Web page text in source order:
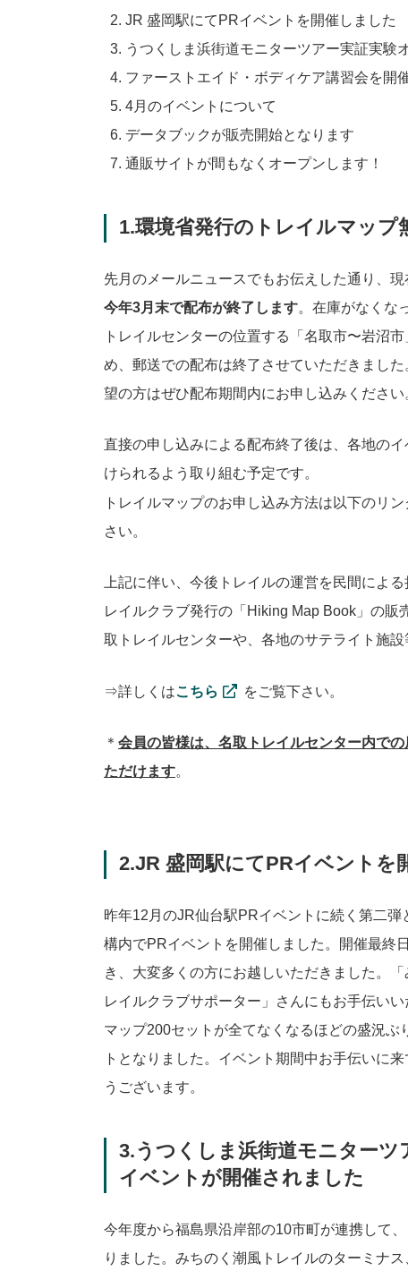
JR 盛岡駅にてPRイベントを開催しました
うつくしま浜街道モニターツアー実証実験
ファーストエイド・ボディケア講習会を開
4月のイベントについて
データブックが販売開始となります
通販サイトが間もなくオープンします！
1.環境省発行のトレイルマップ
先月のメールニュースでもお伝えした通り、
今年3月末で配布が終了します。在庫がなくな
トレイルセンターの位置する「名取市〜岩沼
め、郵送での配布は終了させていただきまし
望の方はぜひ配布期間内にお申し込みください
直接の申し込みによる配布終了後は、各地の
けられるよう取り組む予定です。
トレイルマップのお申し込み方法は以下のリ
さい。
上記に伴い、今後トレイルの運営を民間によ
レイルクラブ発行の「Hiking Map Book」の
取トレイルセンターや、各地のサテライト施設
⇒詳しくはこちら をご覧下さい。
＊ 会員の皆様は、名取トレイルセンター内で
ただけます。
2.JR 盛岡駅にてPRイベントを
昨年12月のJR仙台駅PRイベントに続く第二
構内でPRイベントを開催しました。開催最終
き、大変多くの方にお越しいただきました。
レイルクラブサポーター」さんにもお手伝い
マップ200セットが全てなくなるほどの盛況
トとなりました。イベント期間中お手伝いに
うございます。
3.うつくしま浜街道モニターツ
イベントが開催されました
今年度から福島県沿岸部の10市町が連携して
りました。みちのく潮風トレイルのターミナ